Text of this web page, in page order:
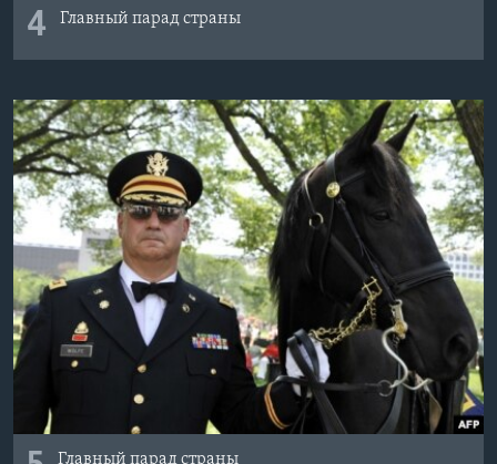
4 Главный парад страны
Главный парад страны